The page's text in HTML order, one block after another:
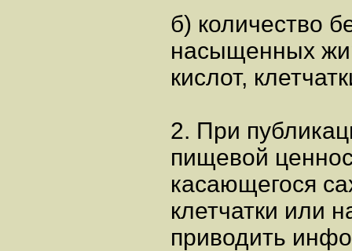
б) количество
насыщенных
кислот,
2. При
пищевой
касающегося
клетчатки или
приводить